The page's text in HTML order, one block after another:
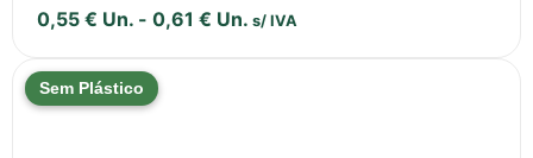
0,55 € Un. - 0,61 € Un. s/ IVA
Sem Plástico